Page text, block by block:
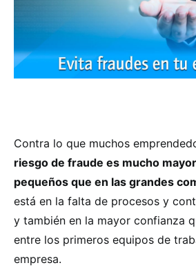
Contra lo que muchos
riesgo de fraude es mucho
pequeños que en las grandes
está en la falta de procesos y
y también en la mayor confianza
entre los primeros equipos de
empresa.